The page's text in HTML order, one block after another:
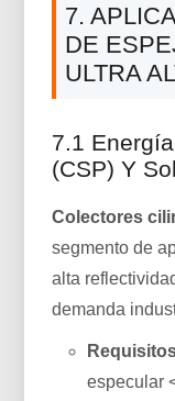
7.
DE
ULTRA
7.1
(CSP) Y
Colectores
segmento de
alta
demanda
especular